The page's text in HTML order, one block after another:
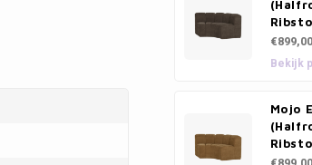
€899,00
Bekijk
Mojo